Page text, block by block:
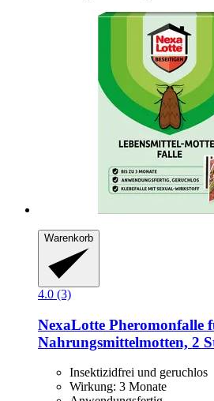
Warenkorb
4.0 (3)
NexaLotte Pheromonfalle
Nahrungsmittelmotten, 2
Insektizidfrei und geruchlos
Wirkung: 3 Monate